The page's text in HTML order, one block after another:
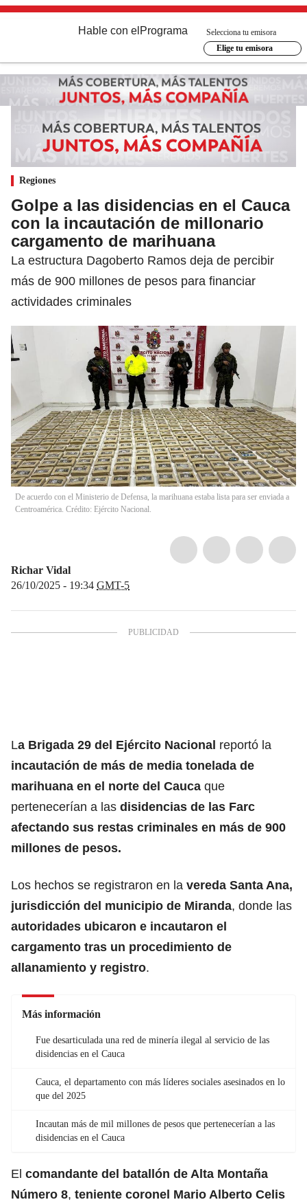
Hable con el Programa
Selecciona tu emisora
Elige tu emisora
Regiones
Golpe a las disidencias en el Cauca
con la incautación de millonario
cargamento de marihuana
La estructura Dagoberto Ramos deja de percibir
más de 900 millones de pesos para financiar
actividades criminales
De acuerdo con el Ministerio de Defensa, la marihuana estaba lista para ser enviada a
Centroamérica. Crédito: Ejército Nacional.
Richar Vidal
26/10/2025 - 19:34 GMT-5
La Brigada 29 del Ejército Nacional reportó la
incautación de más de media tonelada de
marihuana en el norte del Cauca que
pertenecerían a las disidencias de las Farc
afectando sus restas criminales en más de 900
millones de pesos.
Los hechos se registraron en la vereda Santa Ana,
jurisdicción del municipio de Miranda, donde las
autoridades ubicaron e incautaron el
cargamento tras un procedimiento de
allanamiento y registro.
Más información
Fue desarticulada una red de minería ilegal al servicio de las
disidencias en el Cauca
Cauca, el departamento con más líderes sociales asesinados en lo
que del 2025
Incautan más de mil millones de pesos que pertenecerían a las
disidencias en el Cauca
El comandante del batallón de Alta Montaña
Número 8, teniente coronel Mario Alberto Celis